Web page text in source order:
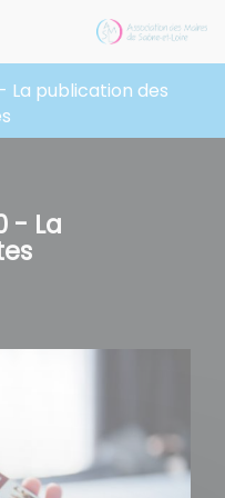
La publication des
- La